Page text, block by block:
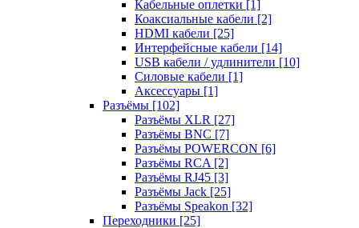
Кабельные оплетки [1]
Коаксиальные кабели [2]
HDMI кабели [25]
Интерфейсные кабели [14]
USB кабели / удлинители [10]
Силовые кабели [1]
Аксессуары [1]
Разъёмы [102]
Разъёмы XLR [27]
Разъёмы BNC [7]
Разъёмы POWERCON [6]
Разъёмы RCA [2]
Разъёмы RJ45 [3]
Разъёмы Jack [25]
Разъёмы Speakon [32]
Переходники [25]